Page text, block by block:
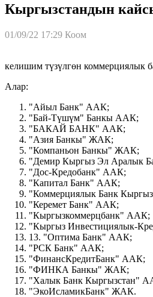
Кыргызстандын
01/09/22 17:29 Коом
келишим түзүлгөн коммерциялык
Алар:
"Айыл Банк" ААК;
"Бай-Түшүм" Банкы ААК;
"БАКАЙ БАНК" ААК;
"Азия Банкы" ЖАК;
"Компаньон Банкы" ЖАК;
"Демир Кыргыз Эл Аралык
"Дос-Кредобанк" ААК;
"Капитал Банк" ААК;
"Коммерциялык Банк
"Керемет Банк" ААК;
"Кыргызкоммерцбанк" ААК;
"Кыргыз Инвестициялык-
13. "Оптима Банк" ААК;
"РСК Банк" ААК;
"ФинансКредитБанк" ААК;
"ФИНКА Банкы" ЖАК;
"Халык Банк Кыргызстан"
"ЭкоИсламикБанк" ЖАК.